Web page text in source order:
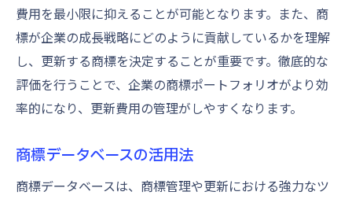
費用を最小限に抑えることが可能となります。また、商
標が企業の成長戦略にどのように貢献しているかを理解
し、更新する商標を決定することが重要です。徹底的な
評価を行うことで、企業の商標ポートフォリオがより効
率的になり、更新費用の管理がしやすくなります。
商標データベースの活用法
商標データベースは、商標管理や更新における強力なツ